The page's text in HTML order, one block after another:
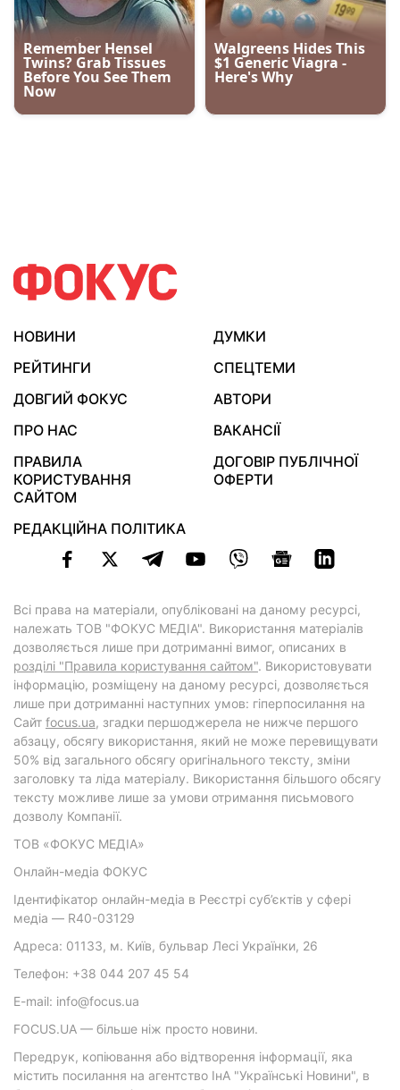
НОВИНИ
ДУМКИ
РЕЙТИНГИ
СПЕЦТЕМИ
ДОВГИЙ ФОКУС
АВТОРИ
ПРО НАС
ВАКАНСІЇ
ПРАВИЛА
КОРИСТУВАННЯ
САЙТОМ
ДОГОВІР ПУБЛІЧНОЇ
ОФЕРТИ
РЕДАКЦІЙНА ПОЛІТИКА
Всі права на матеріали, опубліковані на даному ресурсі,
належать ТОВ "ФОКУС МЕДІА". Використання матеріалів
дозволяється лише при дотриманні вимог, описаних в
розділі "Правила користування сайтом". Використовувати
інформацію, розміщену на даному ресурсі, дозволяється
лише при дотриманні наступних умов: гіперпосилання на
Cайт focus.ua, згадки першоджерела не нижче першого
абзацу, обсягу використання, який не може перевищувати
50% від загального обсягу оригінального тексту, зміни
заголовку та ліда матеріалу. Використання більшого обсягу
тексту можливе лише за умови отримання письмового
дозволу Компанії.
ТОВ «ФОКУС МЕДІА»
Онлайн-медіа ФОКУС
Ідентифікатор онлайн-медіа в Реєстрі суб’єктів у сфері
медіа — R40-03129
Адреса: 01133, м. Київ, бульвар Лесі Українки, 26
Телефон: +38 044 207 45 54
E-mail: info@focus.ua
FOCUS.UA — більше ніж просто новини.
Передрук, копіювання або відтворення інформації, яка
містить посилання на агентство ІнА "Українські Новини", в